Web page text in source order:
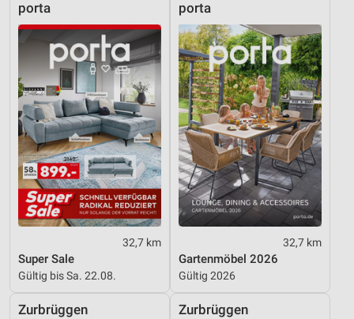
porta
32,7 km
Super Sale
Gültig bis Sa. 22.08.
porta
32,7 km
Gartenmöbel 2026
Gültig 2026
Zurbrüggen Zurbrüggen